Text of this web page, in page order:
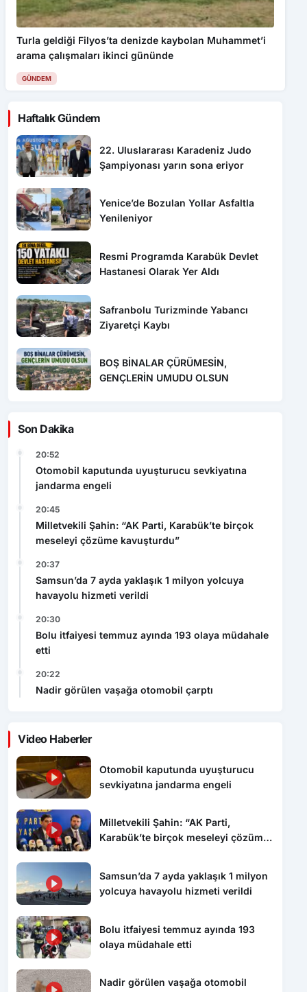
Turla geldiği Filyos’ta denizde kaybolan Muhammet’i
arama çalışmaları ikinci gününde
GÜNDEM
Haftalık Gündem
22. Uluslararası Karadeniz Judo
Şampiyonası yarın sona eriyor
Yenice’de Bozulan Yollar Asfaltla
Yenileniyor
Resmi Programda Karabük Devlet
Hastanesi Olarak Yer Aldı
Safranbolu Turizminde Yabancı
Ziyaretçi Kaybı
BOŞ BİNALAR ÇÜRÜMESİN,
GENÇLERİN UMUDU OLSUN
Son Dakika
20:52
Otomobil kaputunda uyuşturucu sevkiyatına
jandarma engeli
20:45
Milletvekili Şahin: “AK Parti, Karabük’te birçok
meseleyi çözüme kavuşturdu”
20:37
Samsun’da 7 ayda yaklaşık 1 milyon yolcuya
havayolu hizmeti verildi
20:30
Bolu itfaiyesi temmuz ayında 193 olaya müdahale
etti
20:22
Nadir görülen vaşağa otomobil çarptı
Video Haberler
Otomobil kaputunda uyuşturucu
sevkiyatına jandarma engeli
Milletvekili Şahin: “AK Parti,
Karabük’te birçok meseleyi çözüme
Samsun’da 7 ayda yaklaşık 1 milyon
yolcuya havayolu hizmeti verildi
Bolu itfaiyesi temmuz ayında 193
olaya müdahale etti
Nadir görülen vaşağa otomobil